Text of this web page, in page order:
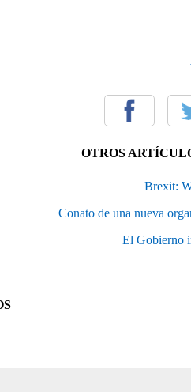
OTROS
Brexit:
Conato de una nueva
El Gobierno